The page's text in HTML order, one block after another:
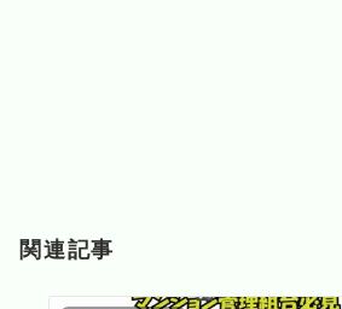
関連記事